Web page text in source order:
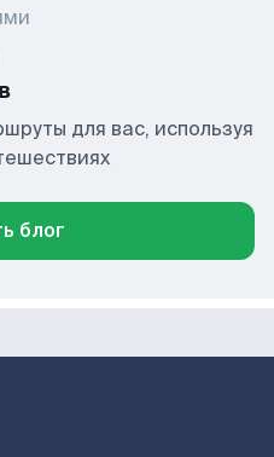
для вас, используя
блог